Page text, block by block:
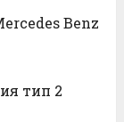
Benz
тип 2